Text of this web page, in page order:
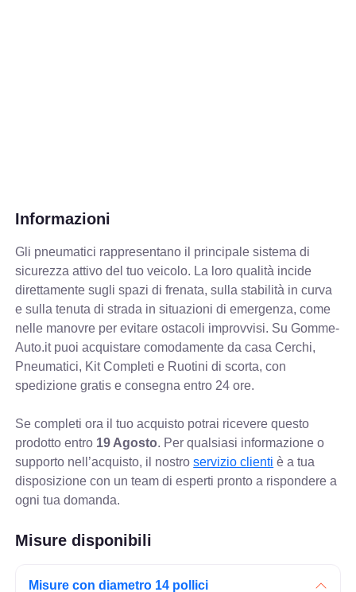
Informazioni
Gli pneumatici rappresentano il principale sistema di
sicurezza attivo del tuo veicolo. La loro qualità incide
direttamente sugli spazi di frenata, sulla stabilità in curva
e sulla tenuta di strada in situazioni di emergenza, come
nelle manovre per evitare ostacoli improvvisi. Su Gomme-
Auto.it puoi acquistare comodamente da casa Cerchi,
Pneumatici, Kit Completi e Ruotini di scorta, con
spedizione gratis e consegna entro 24 ore.
Se completi ora il tuo acquisto potrai ricevere questo
prodotto entro 19 Agosto. Per qualsiasi informazione o
supporto nell’acquisto, il nostroservizio clienti è a tua
disposizione con un team di esperti pronto a rispondere a
ogni tua domanda.
Misure disponibili
Misure con diametro 14 pollici